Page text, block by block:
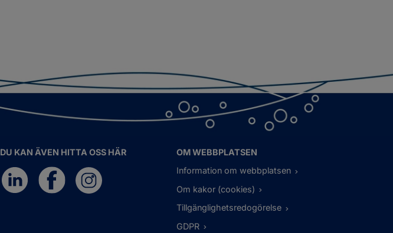
DU KAN ÄVEN HITTA OSS HÄR
OM WEBBPLATSEN
Information om webbplatsen
Om kakor (cookies)
Tillgänglighetsredogörelse
GDPR